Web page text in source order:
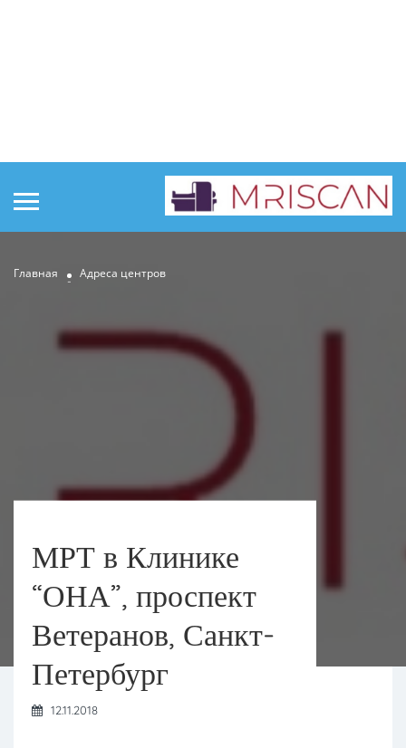
Главная Адреса центров
МРТ в Клинике
“ОНА”, проспект
Ветеранов, Санкт-
Петербург
12.11.2018